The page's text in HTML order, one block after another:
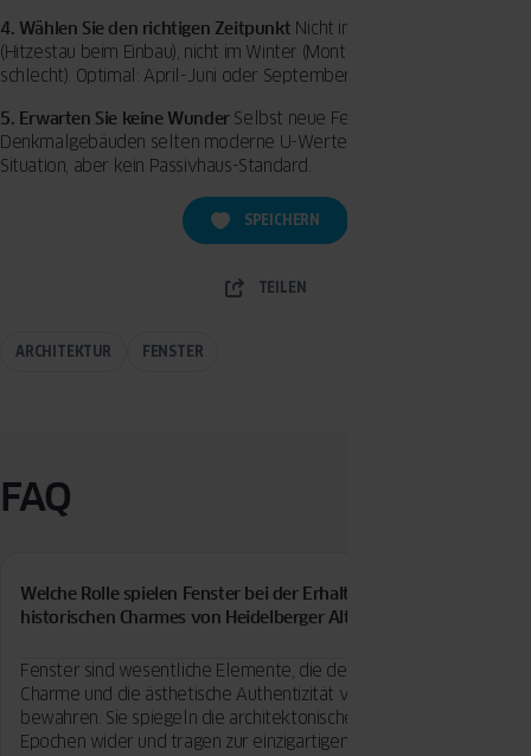
4. Wählen Sie den richtigen Zeitpunkt Nicht im Hochsommer
(Hitzestau beim Einbau), nicht im Winter (Montageschaum härtet
schlecht). Optimal: April-Juni oder September-Oktober.
5. Erwarten Sie keine WunderSelbst neue Fenster erreichen in
Denkmalgebäuden selten moderne U-Werte. Sie verbessern die
Situation, aber kein Passivhaus-Standard.
SPEICHERN
TEILEN
ARCHITEKTUR FENSTER
FAQ
Welche Rolle spielen Fenster bei der Erhaltung des
historischen Charmes von Heidelberger Altbauten?
Fenster sind wesentliche Elemente, die den historischen
Charme und die ästhetische Authentizität von Altbauten
bewahren. Sie spiegeln die architektonischen Stile vergangener
Epochen wider und tragen zur einzigartigen Atmosphäre der